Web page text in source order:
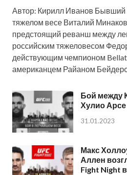
Автор: Кирилл Иванов Бывший
тяжелом весе Виталий
предстоящий реванш между
российским тяжеловесом
действующим чемпионом
американцем Райаном
Бой между
Хулио
31.01.2023
Макс
Аллен
Fight Night